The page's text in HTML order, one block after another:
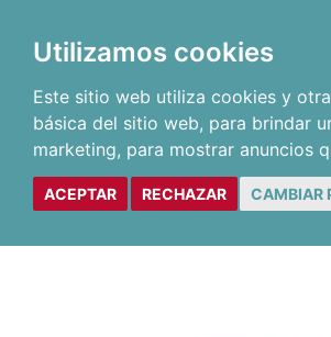
Utilizamos cookies
Este sitio web utiliza cookies y
básica del sitio web, para brindar
marketing, para mostrar anuncios
ACEPTAR RECHAZAR CAMBIAR